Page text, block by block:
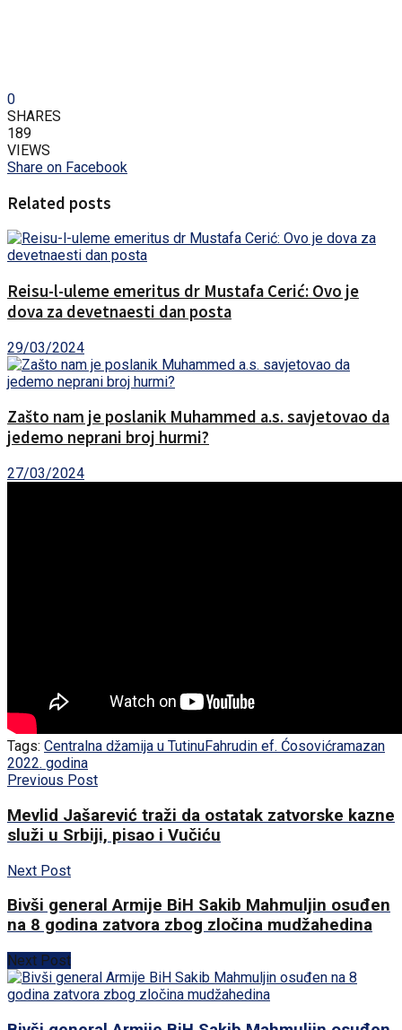
0
SHARES
189
VIEWS
Share on Facebook
Related posts
Reisu-l-uleme emeritus dr Mustafa Cerić: Ovo je
dova za devetnaesti dan posta
29/03/2024
Zašto nam je poslanik Muhammed a.s. savjetovao da
jedemo neprani broj hurmi?
27/03/2024
Tags: Centralna džamija u TutinuFahrudin ef. Ćosovićramazan
2022. godina
Previous Post
Mevlid Jašarević traži da ostatak zatvorske kazne
služi u Srbiji, pisao i Vučiću
Next Post
Bivši general Armije BiH Sakib Mahmuljin osuđen
na 8 godina zatvora zbog zločina mudžahedina
Next Post